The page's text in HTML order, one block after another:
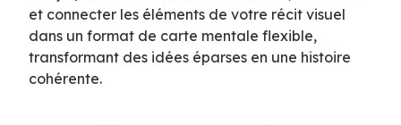
et connecter les éléments de votre récit visuel
dans un format de carte mentale flexible,
transformant des idées éparses en une histoire
cohérente.